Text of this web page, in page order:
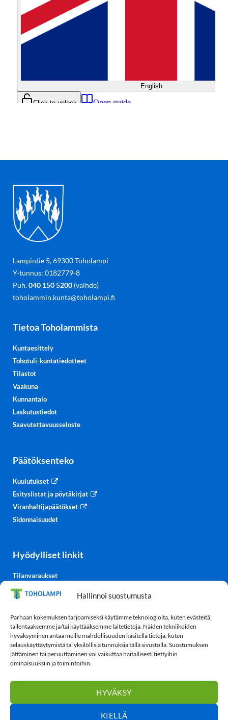
Hallinnoi suostumusta
Parhaan kokemuksen tarjoamiseksi käytämme teknologioita, kuten evästeitä,
tallentaaksemme ja/tai käyttääksemme laitetietoja. Näiden tekniikoiden
hyväksyminen antaa meille mahdollisuuden käsitellä tietoja, kuten
selauskäyttäytymistä tai yksilöllisiä tunnuksia tällä sivustolla. Suostumuksen
jättäminen tai peruuttaminen voi vaikuttaa haitallisesti tiettyihin
ominaisuuksiin ja toimintoihin.
HYVÄKSY
KIELLÄ
Lampintie 5, 69300 Toholampi
Y-tunnus: 0182779-8
Puh.040 150 5200(vaihde)
toholammin.kunta@toholampi.fi
Tietoa Toholammista
Kuntaesittely
Tohotuli-kuntatiedotteet
Tilastot
Vaakuna
Kunnantalo
Laskutustiedot
Saavutettavuusseloste
Päätöksenteko
Kuulutukset
Esityslistat ja pöytäkirjat
Viranhaltijapäätökset
Sidonnaisuudet
Hyödylliset linkit
Tilanvaraukset
Kulttuurisali-TV
Säätiedot
TohoTube
Tietosuoja
Evästekäytäntö (EU)